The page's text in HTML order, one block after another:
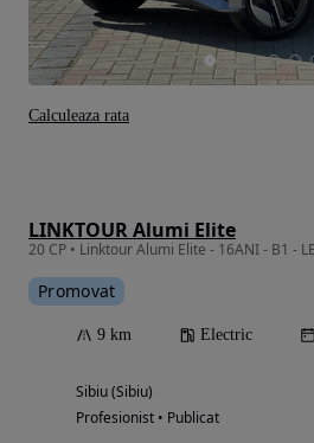
LINKTOUR Alumi Elite
Promovat
9 km Electric
Sibiu (Sibiu)
Profesionist • Publicat
Calculeaza rata